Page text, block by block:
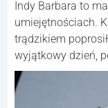
Indy Barbara to
umiejętnościach.
trądzikiem
wyjątkowy dzień,